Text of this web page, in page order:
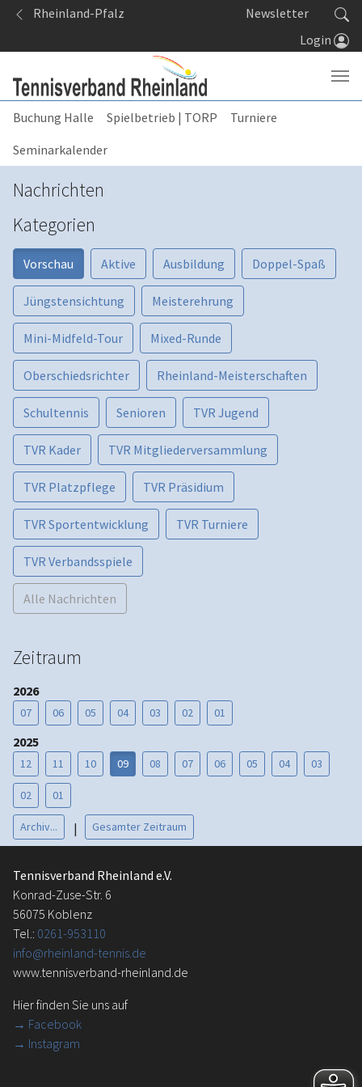
Springe zum Seiteninhalt
Rheinland-Pfalz
Newsletter
Login
Buchung Halle Spielbetrieb | TORP
Turniere
Seminarkalender
Nachrichten
Kategorien
Vorschau Aktive Ausbildung Doppel-Spaß
Jüngstensichtung Meisterehrung
Mini-Midfeld-Tour Mixed-Runde
Oberschiedsrichter Rheinland-Meisterschaften
Schultennis Senioren TVR Jugend
TVR Kader TVR Mitgliederversammlung
TVR Platzpflege TVR Präsidium
TVR Sportentwicklung TVR Turniere
TVR Verbandsspiele
Alle Nachrichten
Zeitraum
2026
07 06 05 04 03 02 01
2025
12 11 10 09 08 07 06 05 04 03
02 01
Archiv... | Gesamter Zeitraum
Tennisverband Rheinland e.V.
Konrad-Zuse-Str. 6
56075 Koblenz
Tel.: 0261-953110
info@rheinland-tennis.de
www.tennisverband-rheinland.de
Hier finden Sie uns auf
→ Facebook
→ Instagram